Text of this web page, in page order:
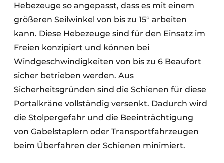
Hebezeuge so angepasst, dass es mit einem
größeren Seilwinkel von bis zu 15° arbeiten
kann. Diese Hebezeuge sind für den Einsatz im
Freien konzipiert und können bei
Windgeschwindigkeiten von bis zu 6 Beaufort
sicher betrieben werden. Aus
Sicherheitsgründen sind die Schienen für diese
Portalkräne vollständig versenkt. Dadurch wird
die Stolpergefahr und die Beeinträchtigung
von Gabelstaplern oder Transportfahrzeugen
beim Überfahren der Schienen minimiert.